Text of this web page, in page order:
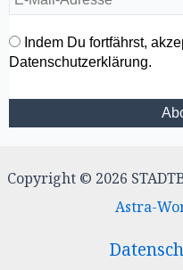
Copyright © 2026
Astra-